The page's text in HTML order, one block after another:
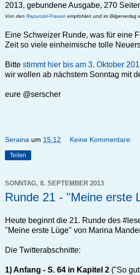
2013, gebundene Ausgabe, 270
Von den Rapunzel-Frauen empfohlen und im Bilgerverlag
Eine Schweizer Runde, was für eine
Zeit so viele einheimische tolle
Bitte stimmt hier bis am 3. Oktober
wir wollen ab nächstem Sonntag mit
eure @serscher
Seraina um 15:12 Keine Kommentare:
Teilen
SONNTAG, 8. SEPTEMBER 2013
Runde 21 - "Meine erste
Heute beginnt die 21. Runde des
"Meine erste Lüge" von Marina
Die Twitterabschnitte:
1) Anfang - S. 64 in Kapitel 2 ("So